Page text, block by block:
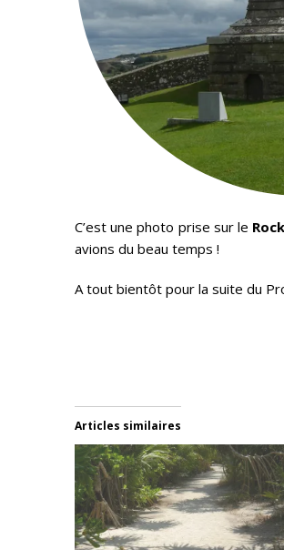
C’est une photo prise sur le
avions du beau temps !
A tout bientôt pour la suite du
Articles similaires